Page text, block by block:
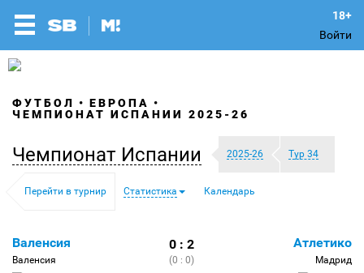
Войти
ФУТБОЛ
ЕВРОПА
ЧЕМПИОНАТ ИСПАНИИ 2025-26
Чемпионат Испании 2025-26 Тур 34
Перейти в турнир Статистика Календарь
Валенсия
Валенсия
0 : 2
(0 : 0)
Атлетико
Мадрид